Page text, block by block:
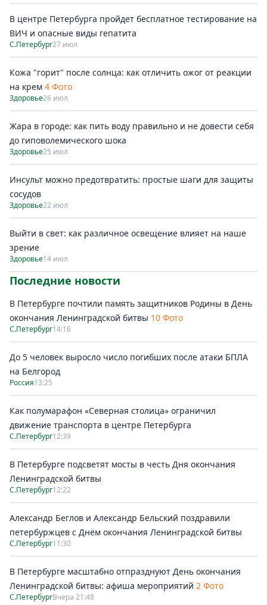
В центре Петербурга пройдет бесплатное тестирование на
ВИЧ и опасные виды гепатита
С.Петербург27 июл
Кожа "горит" после солнца: как отличить ожог от реакции
на крем 4 Фото
Здоровье26 июл
Жара в городе: как пить воду правильно и не довести себя
до гиповолемического шока
Здоровье25 июл
Инсульт можно предотвратить: простые шаги для защиты
сосудов
Здоровье22 июл
Выйти в свет: как различное освещение влияет на наше
зрение
Здоровье14 июл
Последние новости
В Петербурге почтили память защитников Родины в День
окончания Ленинградской битвы 10 Фото
С.Петербург14:16
До 5 человек выросло число погибших после атаки БПЛА
на Белгород
Россия13:25
Как полумарафон «Северная столица» ограничил
движение транспорта в центре Петербурга
С.Петербург12:39
В Петербурге подсветят мосты в честь Дня окончания
Ленинградской битвы
С.Петербург12:22
Александр Беглов и Александр Бельский поздравили
петербуржцев с Днём окончания Ленинградской битвы
С.Петербург11:30
В Петербурге масштабно отпразднуют День окончания
Ленинградской битвы: афиша мероприятий 2 Фото
С.ПетербургВчера 21:48